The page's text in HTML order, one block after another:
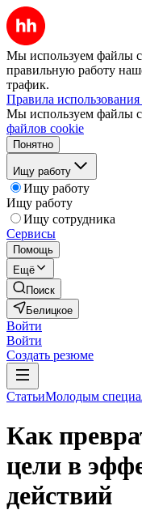
Мы используем файлы
правильную работу
трафик.
Правила
Мы используем файлы
файлов cookie
Понятно
Ищу работу
Ищу работу
Ищу работу
Ищу сотрудника
Сервисы
Помощь
Ещё
Поиск
Белицкое
Войти
Войти
Создать резюме
СтатьиМолодым
Как
цели в
действий